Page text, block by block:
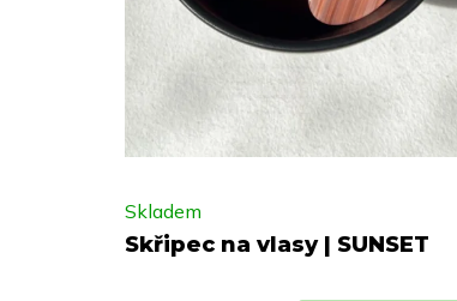
Skřipec na vlasy | SUNSET
Skladem